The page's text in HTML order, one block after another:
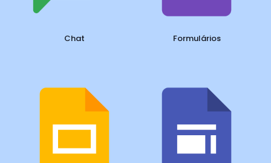
Chat Formulários